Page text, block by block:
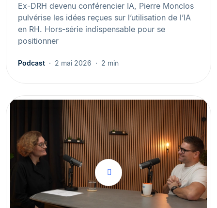
Ex-DRH devenu conférencier IA, Pierre Monclos
pulvérise les idées reçues sur l’utilisation de l’IA
en RH. Hors-série indispensable pour se
positionner
Podcast 2 mai 2026 2 min